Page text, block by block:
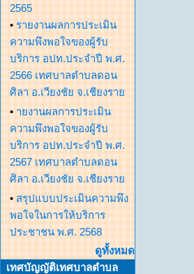
2565
• รายงานผลการประเมิน
ความพึงพอใจของผู้รับ
บริการ อปท.ประจำปี พ.ศ.
2566 เทศบาลตำบลดอน
ศิลา อ.เวียงชัย จ.เชียงราย
• ายงานผลการประเมิน
ความพึงพอใจของผู้รับ
บริการ อปท.ประจำปี พ.ศ.
2567 เทศบาลตำบลดอน
ศิลา อ.เวียงชัย จ.เชียงราย
• สรุปแบบประเมินความพึง
พอใจในการให้บริการ
ประชาชน พ.ศ. 2568
ดูทั้งหมด
เทศบัญญัติเทศบาลตำบล